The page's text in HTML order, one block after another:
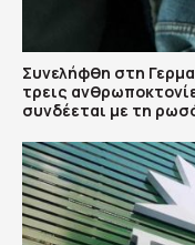
Συνελήφθη στη
τρεις
συνδέεται με τη